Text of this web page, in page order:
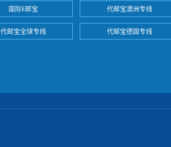
国际E邮宝 代邮宝澳洲专线
代邮宝全球专线 代邮宝德国专线